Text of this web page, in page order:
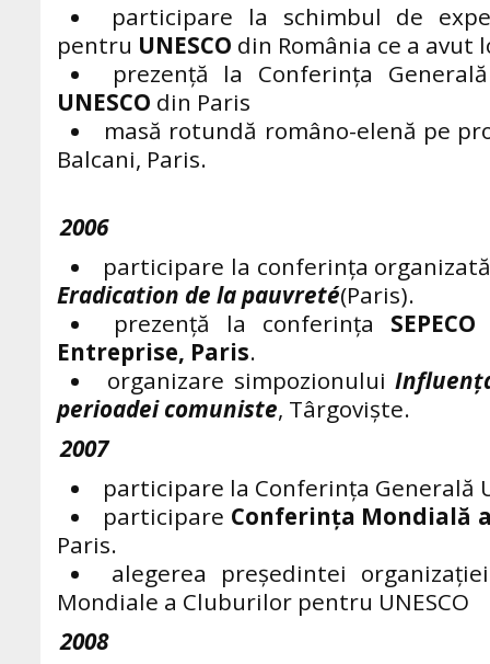
participare la schimbul de
pentru UNESCO din România ce a avut
prezență la Conferinţa
UNESCO din Paris
masă rotundă româno-elenă pe
Balcani, Paris.
2006
participare la conferinţa
Eradication de la pauvreté(Paris).
prezență la conferinţa SEPECO
Entreprise, Paris.
organizare simpozionuluiInfluenţ
perioadei comuniste, Târgoviște.
2007
participare la Conferinţa Generală
participare Conferinţa Mondială
Paris.
alegerea președintei
Mondiale a Cluburilor pentru UNESCO
2008